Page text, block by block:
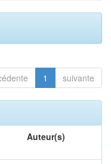
1 suivante
Auteur(s)